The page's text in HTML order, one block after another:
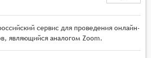
сервис для проведения онлайн-
являющийся аналогом Zoom.